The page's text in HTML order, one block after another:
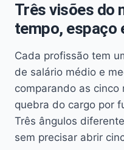
Três visões do
tempo, espaço
Cada profissão tem
de salário médio e
comparando as cinco
quebra do cargo por
Três ângulos
sem precisar abrir